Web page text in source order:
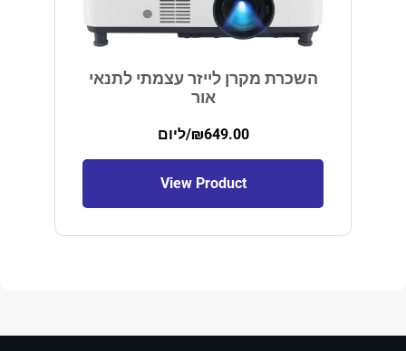
השכרת מקרן לייזר עצמתי לתנאי
אור
₪649.00 /ליום
View Product